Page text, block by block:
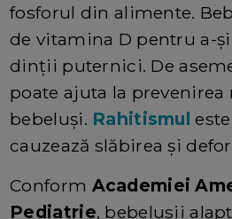
fosforul din alimente.
de vitamina D pentru a-și
dinții puternici. De
poate ajuta la
bebeluși. Rahitismul
cauzează slăbirea și
Conform Academiei
Pediatrie, bebelusii